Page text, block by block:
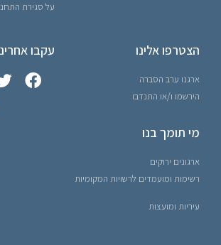
על סגירת
הצטרפו אלינו
ארגנו ערב הסברה
הירשמו ו/או התנדבו
מי תומך בנו
ארגונים ירוקים
רשימות ומועמדים לרשויות המקומיות
עיריות ומועצות
עקבו